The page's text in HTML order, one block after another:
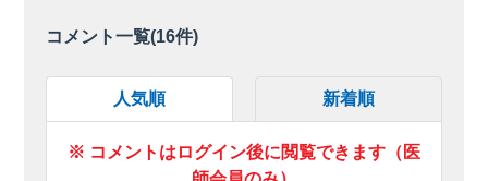
コメント一覧(16件)
人気順 新着順
※ コメントはログイン後に閲覧できます（医